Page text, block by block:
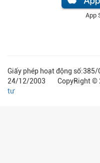
App
Giấy phép hoạt động số:385/
24/12/2003 CopyRight ©
tư